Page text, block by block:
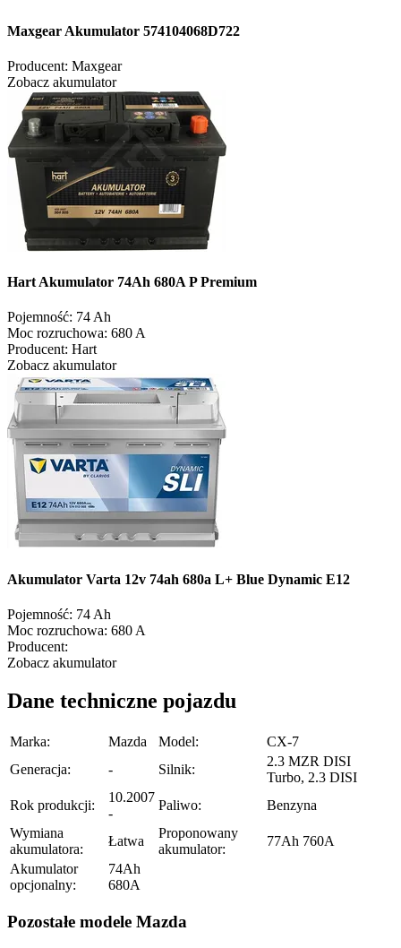
Maxgear Akumulator 574104068D722
Producent: Maxgear
Zobacz akumulator
Hart Akumulator 74Ah 680A P Premium
Pojemność: 74 Ah
Moc rozruchowa: 680 A
Producent: Hart
Zobacz akumulator
Akumulator Varta 12v 74ah 680a L+ Blue Dynamic E12
Pojemność: 74 Ah
Moc rozruchowa: 680 A
Producent:
Zobacz akumulator
Dane techniczne pojazdu
Marka: Mazda Model:
CX-7
Generacja:
- Silnik:
2.3 MZR DISI
Turbo, 2.3 DISI
Rok produkcji:
10.2007
-
Paliwo:
Benzyna
Wymiana
akumulatora:
Łatwa
Proponowany
akumulator:
77Ah 760A
Akumulator
opcjonalny:
74Ah
680A
Pozostałe modele Mazda